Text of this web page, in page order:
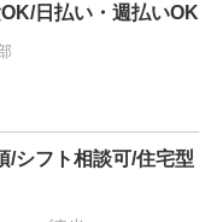
日払い・週払いOK
/シフト相談可/住宅型